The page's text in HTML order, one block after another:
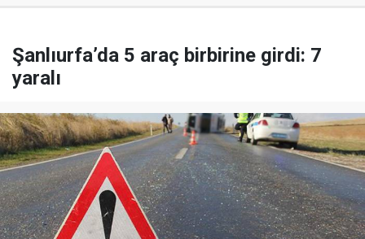
Şanlıurfa’da 5 araç birbirine girdi: 7
yaralı